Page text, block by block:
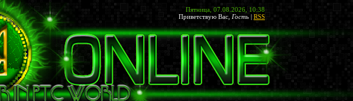
Пятница, 07.08.2026, 10:38
Приветствую Вас Гость | RSS